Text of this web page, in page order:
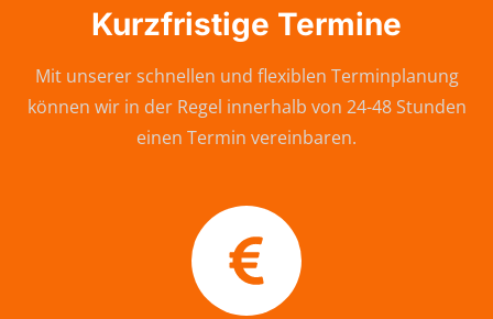
Kurzfristige Termine
Mit unserer schnellen und flexiblen Terminplanung
können wir in der Regel innerhalb von 24-48 Stunden
einen Termin vereinbaren.